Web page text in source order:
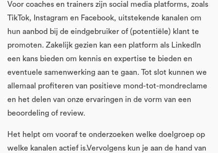
Voor coaches en trainers zijn social media platforms, zoals
TikTok, Instagram en Facebook, uitstekende kanalen om
hun aanbod bij de eindgebruiker of (potentiële) klant te
promoten. Zakelijk gezien kan een platform als LinkedIn
een kans bieden om kennis en expertise te bieden en
eventuele samenwerking aan te gaan. Tot slot kunnen we
allemaal profiteren van positieve mond-tot-mondreclame
en het delen van onze ervaringen in de vorm van een
beoordeling of review.
Het helpt om vooraf te onderzoeken welke doelgroep op
welke kanalen actief is.Vervolgens kun je aan de hand van